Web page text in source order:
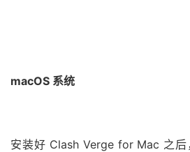
macOS 系统
安装好 Clash Verge for Mac 之